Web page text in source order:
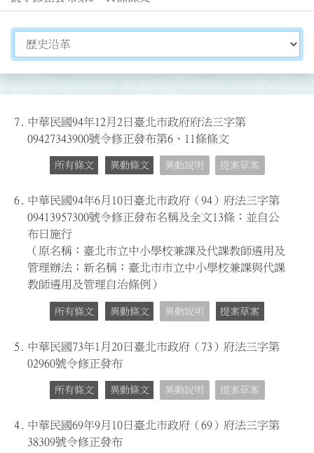
切換選擇法規資訊內容
7.
中華民國94年12月2日臺北市政府府法三字第
09427343900號令修正發布第6、11條條文
所有條文 異動條文 異動說明 提案草案
6. 中華民國94年6月10日臺北市政府（94）府法三字第
09413957300號令修正發布名稱及全文13條；並自公
布日施行
（原名稱：臺北市立中小學校兼課及代課教師遴用及
管理辦法；新名稱：臺北市市立中小學校兼課與代課
教師遴用及管理自治條例）
所有條文 異動條文 異動說明 提案草案
5.
中華民國73年1月20日臺北市政府（73）府法三字第
02960號令修正發布
所有條文 異動條文 異動說明 提案草案
4. 中華民國69年9月10日臺北市政府（69）府法三字第
38309號令修正發布